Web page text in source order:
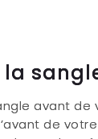
la
avant de
de